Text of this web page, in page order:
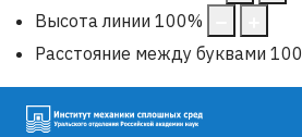
Высота линии 100%
Расстояние между буквами 100